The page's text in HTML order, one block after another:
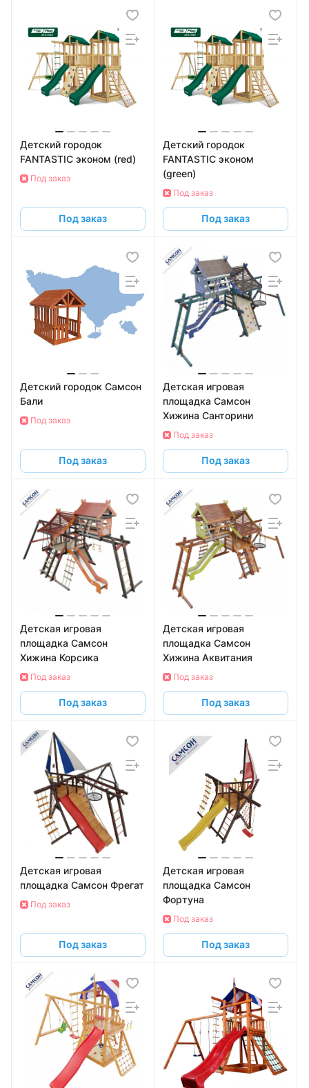
Детский городок
FANTASTIC эконом (red)
Под заказ
Под заказ
Детский городок
FANTASTIC эконом
(green)
Под заказ
Под заказ
Детский городок Самсон
Бали
Под заказ
Под заказ
Детская игровая
площадка Самсон
Хижина Санторини
Под заказ
Под заказ
Детская игровая
площадка Самсон
Хижина Корсика
Под заказ
Под заказ
Детская игровая
площадка Самсон
Хижина Аквитания
Под заказ
Под заказ
Детская игровая
площадка Самсон Фрегат
Под заказ
Под заказ
Детская игровая
площадка Самсон
Фортуна
Под заказ
Под заказ